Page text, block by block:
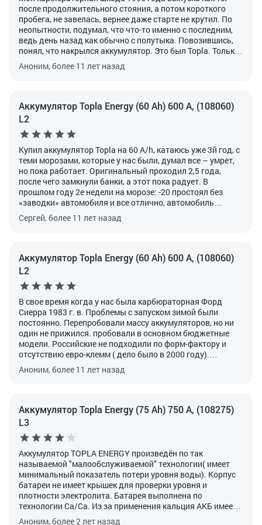
после продолжительного стояния, а потом короткого
пробега, не завелась, вернее даже старте не крутил. По
неопытности, подумал, что что-то именно с последним,
ведь день назад как обычно с полутыка. Повозившись,
понял, что накрылся аккумулятор. Это был Topla. Только
позже я подумал, что не вспоминал о нем более 6ти лет.
То есть не проверял уровень электролита, не подзаряжал
строя он по моей вине - электролита было мало, накануне
завел, проехал 5 километров и, видимо, пластины
разрушились. Расстроился, конечно, но всему приходит
конец. Следующий купил такой же, небольшой с
обратными клеммами для моей Фелиции. Интересно,
если бы был надлежащий уход, сколько бы служила
батарея?
Аноним, более 11 лет назад
Аккумулятор Topla Energy (60 Ah) 600 А, (108060)
L2
Купил аккумулятор Topla на 60 A/h, катаюсь уже 3й год, с
теми морозами, которые у нас были, думал все – умрет,
но пока работает. Оригинальный проходил 2,5 года,
после чего замкнули банки, а этот пока радует. В
прошлом году 2е недели на морозе: -20 простоял без
«заводки» автомобиля и все отлично, автомобиль
завелся со второй попытки, а с оригинальным на моей
«Авеюшке» бывало и с 5го раза заводил. На сервисе
туго заводился, а оказалось аккумулятор потихоньку
«умирал»!
Сергей, более 11 лет назад
Аккумулятор Topla Energy (60 Ah) 600 А, (108060)
L2
В свое время когда у нас была карбюраторная Форд
Сиерра 1983 г. в. Проблемы с запуском зимой были
постоянно. Перепробовали массу аккумуляторов, но ни
один не прижился. пробовали в основном бюджетные
модели. Российские не подходили по форм-фактору и
отсутствию евро-клемм ( дело было в 2000 году).
Приятель предложил попробовать Topla. Несмотря на
компактность батареи, она выдавала неплохой
эта батарея под капотом нашего Форда. А когда пришло
время менять, однозначно купили снова Topla.
Аноним, более 11 лет назад
Аккумулятор Topla Energy (75 Ah) 750 А, (108275)
L3
Аккумулятор TOPLA ENERGY произведён по так
называемой "малообслуживаемой" технологии( имеет
минимальный показатель потери уровня воды). Корпус
батареи не имеет крышек для проверки уровня и
плотности электролита. Батарея выполнена по
технологии Ca/Ca. Из за применения кальция АКБ имеет
больший пусковой ток, по сравнению с традиционными
Аноним, более 2 лет назад